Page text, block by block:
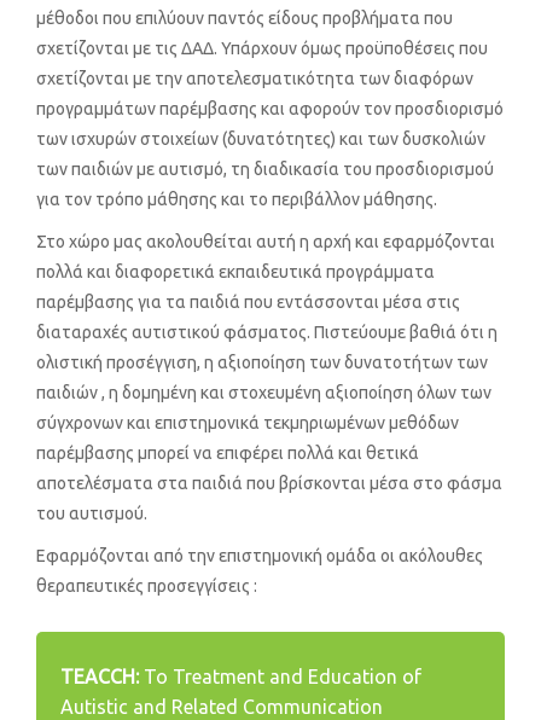
μέθοδοι που επιλύουν παντός είδους προβλήματα που
σχετίζονται με τις ΔΑΔ. Υπάρχουν όμως προϋποθέσεις που
σχετίζονται με την αποτελεσματικότητα των διαφόρων
προγραμμάτων παρέμβασης και αφορούν τον προσδιορισμό
των ισχυρών στοιχείων (δυνατότητες) και των δυσκολιών
των παιδιών με αυτισμό, τη διαδικασία του προσδιορισμού
για τον τρόπο μάθησης και το περιβάλλον μάθησης.
Στο χώρο μας ακολουθείται αυτή η αρχή και εφαρμόζονται
πολλά και διαφορετικά εκπαιδευτικά προγράμματα
παρέμβασης για τα παιδιά που εντάσσονται μέσα στις
διαταραχές αυτιστικού φάσματος. Πιστεύουμε βαθιά ότι η
ολιστική προσέγγιση, η αξιοποίηση των δυνατοτήτων των
παιδιών , η δομημένη και στοχευμένη αξιοποίηση όλων των
σύγχρονων και επιστημονικά τεκμηριωμένων μεθόδων
παρέμβασης μπορεί να επιφέρει πολλά και θετικά
αποτελέσματα στα παιδιά που βρίσκονται μέσα στο φάσμα
του αυτισμού.
Εφαρμόζονται από την επιστημονική ομάδα οι ακόλουθες
θεραπευτικές προσεγγίσεις :
TEACCH:Το Treatment and Education of
Autistic and Related Communication